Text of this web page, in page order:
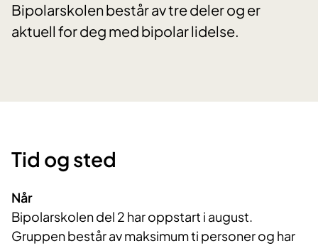
Bipolarskolen består av tre deler og er
aktuell for deg med bipolar lidelse.
Tid og sted
Når
Bipolarskolen del 2 har oppstart i august.
Gruppen består av maksimum ti personer og har